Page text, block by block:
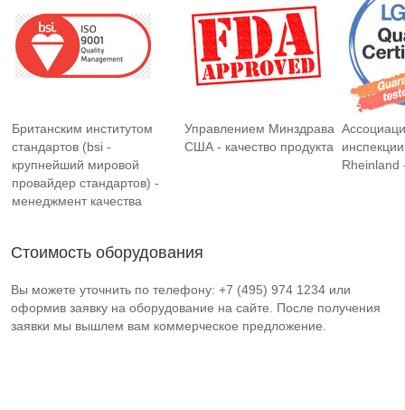
Британским институтом
стандартов (bsi -
крупнейший мировой
провайдер стандартов) -
менеджмент качества
Управлением Минздрава
США - качество продукта
Rheinland
Стоимость оборудования
Вы можете уточнить по телефону: +7 (495) 974 1234 или
оформив заявку на оборудование на сайте. После получения
заявки мы вышлем вам коммерческое предложение.